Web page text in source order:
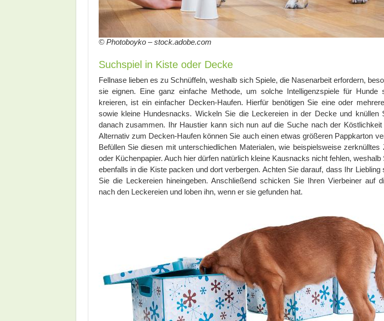
© Photoboyko – stock.adobe.com
Suchspiel in Kiste oder Decke
Fellnase lieben es zu Schnüffeln, weshalb sich Spiele, die Nasenarbeit erfordern,
sie eignen. Eine ganz einfache Methode, um solche Intelligenzspiele für Hunde
kreieren, ist ein einfacher Decken-Haufen. Hierfür benötigen Sie eine oder
sowie kleine Hundesnacks. Wickeln Sie die Leckereien in der Decke und knüllen
danach zusammen. Ihr Haustier kann sich nun auf die Suche nach der Köstlichkeit
Alternativ zum Decken-Haufen können Sie auch einen etwas größeren Pappkarton
Befüllen Sie diesen mit unterschiedlichen Materialen, wie beispielsweise zerknülltes
oder Küchenpapier. Auch hier dürfen natürlich kleine Kausnacks nicht fehlen, weshalb
ebenfalls in die Kiste packen und dort verbergen. Achten Sie darauf, dass Ihr Liebling
Sie die Leckereien hineingeben. Anschließend schicken Sie Ihren Vierbeiner auf
nach den Leckereien und loben ihn, wenn er sie gefunden hat.